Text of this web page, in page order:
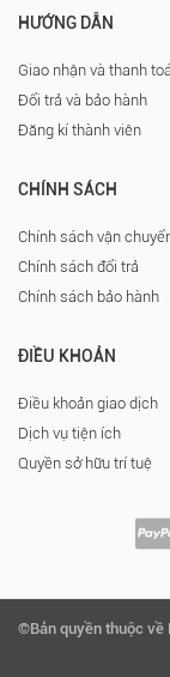
HƯỚNG DẪN
Giao nhận và thanh
Đổi trả và bảo hành
Đăng kí thành viên
CHÍNH SÁCH
Chính sách vận
Chính sách đổi trả
Chính sách bảo hành
ĐIỀU KHOẢN
Điều khoản giao dịch
Dịch vụ tiện ích
Quyền sở hữu trí tuệ
©Bản quyền thuộc về